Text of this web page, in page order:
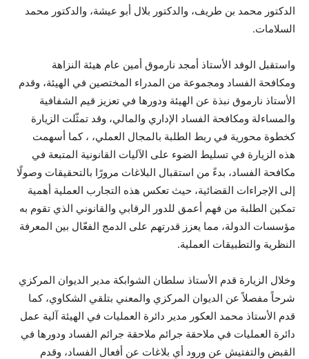
الدكتور محمد بن طريف، والدكتور بلال أبو عيشة، والدكتور محمد
السلامات.
واستقبل الوفد الأستاذ أمجد نارموق أمين عام هيئة النزاهة
ومكافحة الفساد ومجموعة من المدراء المختصين في الهيئة، وقدم
الأستاذ نارموق نبذة عن الهيئة ودورها في تعزيز قيم الشفافية
والمساءلة ومكافحة الفساد الإداري والمالي، وقد تمثّلت الزيارة
كخطوة محورية في ربط الطلبة بالمجال العملي، ، كما أسهمت
هذه الزيارة في تسليط الضوء على الآليات القانونية المتبعة في
مكافحة الفساد، بدءً من استقبال البلاغات مرورًا بالتحقيقات وصولًا
إلى الإجراءات القضائية، حيث تعكس هذه التجارب العملية أهمية
تمكين الطلبة من فهم أعمق للدور الرقابي والقانوني الذي تقوم به
مؤسسات الدولة، مما يعزز قدرتهم على الدمج الفعّال بين المعرفة
النظرية والتطبيقات العملية.
وخلال الزيارة قدم الأستاذ سلطان الشوابكة مدير الديوان المركزي
شرحاً مفصلاً عن الديوان المركزي والمعني بتلقي الشكاوي، كما
قدم الأستاذ محمد العكور مدير دائرة العمليات في الهيئة آلية عمل
دائرة العمليات في ملاحقة جرائم ملاحقة جرائم الفساد ودورها في
القبض والتفتيش عن ورود أي بلاغات عن أفعال الفساد، وقدم